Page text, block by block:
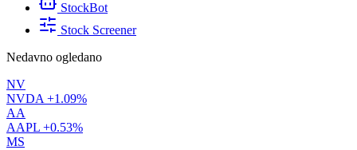
StockBot
Stock Screener
Nedavno ogledano
NV
NVDA +1.09%
AA
AAPL +0.53%
MS